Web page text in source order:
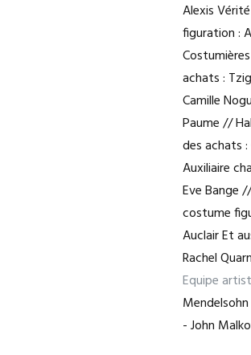
Alexis
figuration :
achats :
Camille
Paume //
des achats
Auxiliaire
Eve Bange
costume
Auclair Et
Rachel
Equipe
- John